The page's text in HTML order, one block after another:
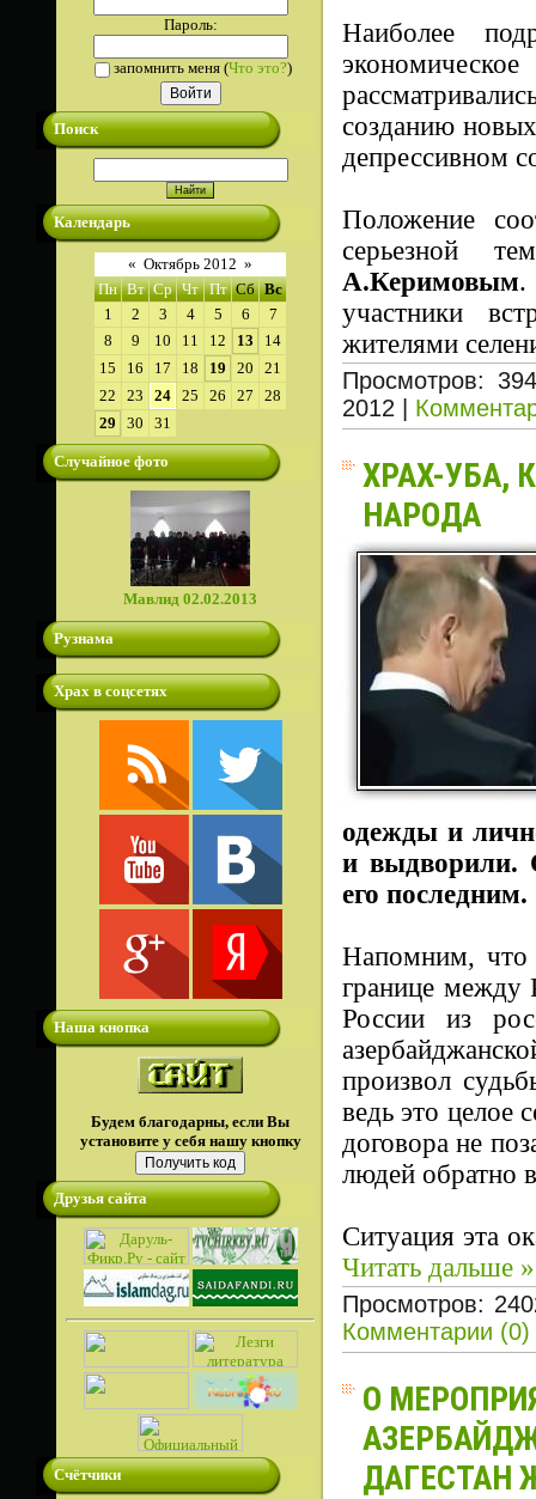
Пароль:
запомнить меня(Что это?)
Поиск
Календарь
« Октябрь 2012 »
Пн Вт Ср Чт Пт Сб Вс
1
2 3 4 5 6
7
8
9 10 11 12 13
14
15
16 17 18 19 20
21
22
23 24 25 26 27
28
29
30 31
Случайное фото
Мавлид 02.02.2013
Рузнама
Храх в соцсетях
Наша кнопка
Будем благодарны, если Вы
установите у себя нашу кнопку
Друзья сайта
Счётчики
Наиболее
созданию
депрессивном
Положение
серьезной
А.Керимовым.
участники
жителями
Просмотров:
2012
ХРАХ-УБА,
НАРОДА
одежды и
и выдворили.
его последним.
Напомним, что
границе между
России из
произвол
ведь это целое
договора не
людей обратно
Ситуация эта
Читать дальше »
Просмотров:
Комментарии (0)
О
ДАГЕСТАН